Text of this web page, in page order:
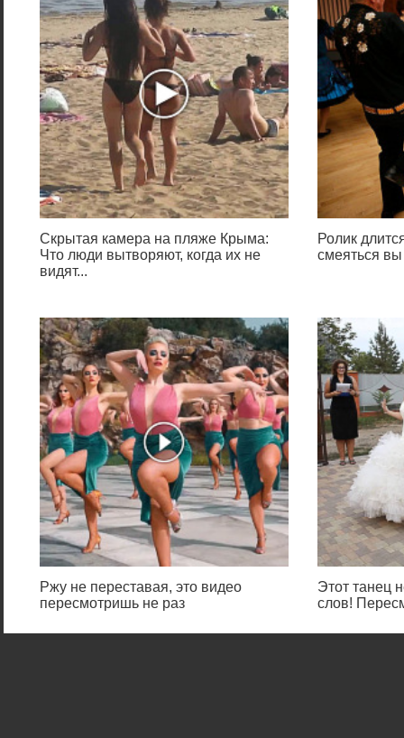
Скрытая камера на пляже Крыма:
Что люди вытворяют, когда их не
видят...
Ролик
смеяться вы
Ржу не переставая, это видео
пересмотришь не раз
Этот танец
слов!